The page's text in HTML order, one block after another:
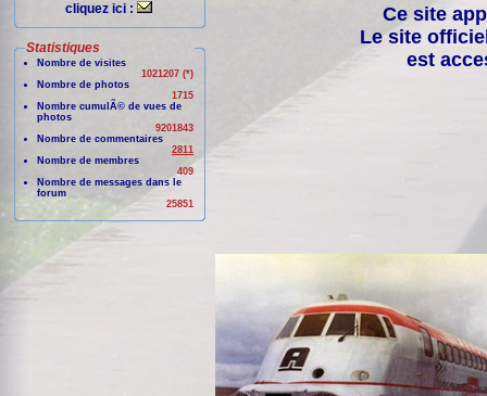
cliquez ici :
Statistiques
Nombre de visites
1021207 (*)
Nombre de photos
1715
Nombre cumulÃ© de vues de
photos
9201843
Nombre de commentaires
2811
Nombre de membres
409
Nombre de messages dans le
forum
25851
Ce site
Le site
est